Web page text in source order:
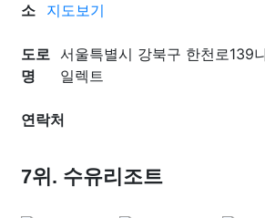
소
지도보기
도로
명
서울특별시 강북구 한천로139
일렉트
연락처
7위. 수유리조트